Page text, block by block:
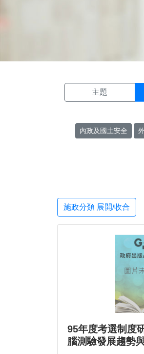
主題
內政及國土安全
施政分類 展開/收合
95年度考選制度
腦測驗發展趨勢